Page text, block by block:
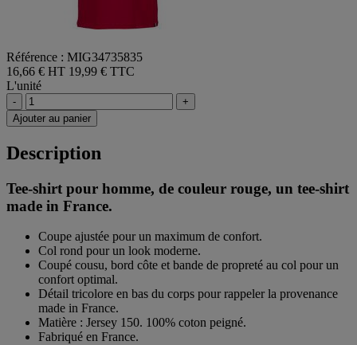
Référence : MIG34735835
16,66 € HT 19,99 € TTC
L'unité
-
+
Ajouter au panier
Description
Tee-shirt pour homme, de couleur rouge, un tee-shirt
made in France.
Coupe ajustée pour un maximum de confort.
Col rond pour un look moderne.
Coupé cousu, bord côte et bande de propreté au col pour un
confort optimal.
Détail tricolore en bas du corps pour rappeler la provenance
made in France.
Matière : Jersey 150. 100% coton peigné.
Fabriqué en France.